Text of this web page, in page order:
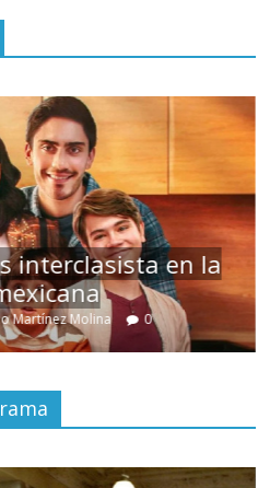
interclasista en la
Martínez Molina 0